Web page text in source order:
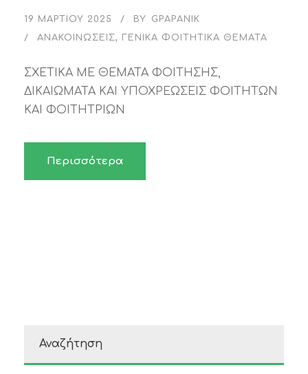
19 ΜΑΡΤΊΟΥ 2025 BY
GPAPANIK
ΑΝΑΚΟΙΝΏΣΕΙΣ, ΓΕΝΙΚΆ ΦΟΙΤΗΤΙΚΆ ΘΈΜΑΤΑ
ΣΧΕΤΙΚΑ ΜΕ ΘΕΜΑΤΑ ΦΟΙΤΗΣΗΣ,
ΔΙΚΑΙΩΜΑΤΑ ΚΑΙ ΥΠΟΧΡΕΩΣΕΙΣ ΦΟΙΤΗΤΩΝ
ΚΑΙ ΦΟΙΤΗΤΡΙΩΝ
Περισσότερα
Αναζήτηση